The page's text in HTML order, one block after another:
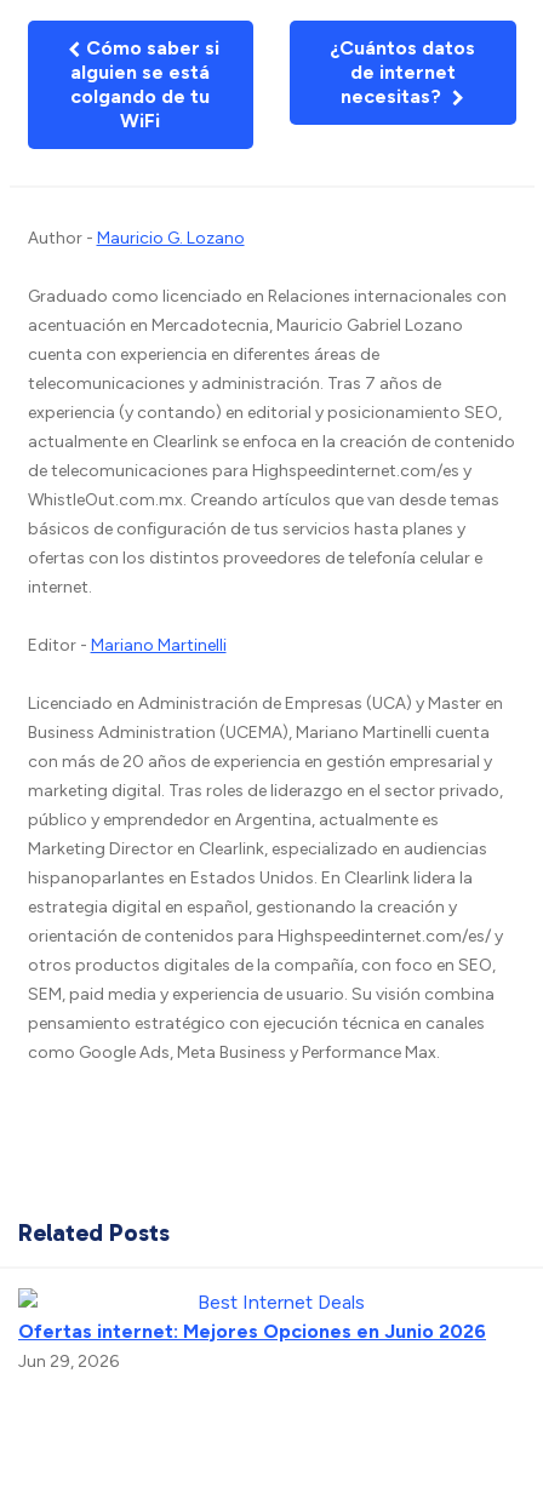
Cómo saber si
alguien se está
colgando de tu
WiFi
¿Cuántos datos
de internet
necesitas?
Author - Mauricio G. Lozano
Graduado como licenciado en Relaciones internacionales con
acentuación en Mercadotecnia, Mauricio Gabriel Lozano
cuenta con experiencia en diferentes áreas de
telecomunicaciones y administración. Tras 7 años de
experiencia (y contando) en editorial y posicionamiento SEO,
actualmente en Clearlink se enfoca en la creación de contenido
de telecomunicaciones para Highspeedinternet.com/es y
WhistleOut.com.mx. Creando artículos que van desde temas
básicos de configuración de tus servicios hasta planes y
ofertas con los distintos proveedores de telefonía celular e
internet.
Editor - Mariano Martinelli
Licenciado en Administración de Empresas (UCA) y Master en
Business Administration (UCEMA), Mariano Martinelli cuenta
con más de 20 años de experiencia en gestión empresarial y
marketing digital. Tras roles de liderazgo en el sector privado,
público y emprendedor en Argentina, actualmente es
Marketing Director en Clearlink, especializado en audiencias
hispanoparlantes en Estados Unidos. En Clearlink lidera la
estrategia digital en español, gestionando la creación y
orientación de contenidos para Highspeedinternet.com/es/ y
otros productos digitales de la compañía, con foco en SEO,
SEM, paid media y experiencia de usuario. Su visión combina
pensamiento estratégico con ejecución técnica en canales
como Google Ads, Meta Business y Performance Max.
Related Posts
Ofertas internet: Mejores Opciones en Junio 2026
Jun 29, 2026